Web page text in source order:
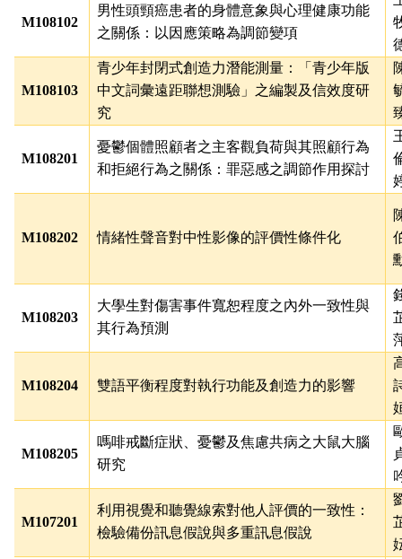
M108102
男性頭頸癌患者的身體意象與心理健康功能
之關係：以因應策略為調節變項
M108103
青少年封閉式創造力潛能測量：「青少年版
中文詞彙遠距聯想測驗」之編製及信效度研
究
M108201
憂鬱個體照顧者之主客觀負荷與其照顧行為
和拒絕行為之關係：罪惡感之調節作用探討
M108202 情緒性聲音對中性影像的評價性條件化
M108203
大學生對傷害事件寬恕程度之內外一致性與
其行為預測
M108204 雙語平衡程度對執行功能及創造力的影響
M108205
嗎啡戒斷症狀、憂鬱及焦慮共病之大鼠大腦
研究
M107201
利用視覺和聽覺線索對他人評價的一致性：
檢驗備份訊息假說與多重訊息假說